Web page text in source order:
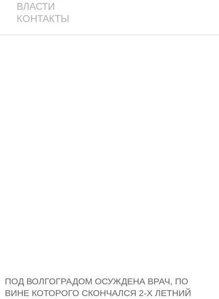
ВЛАСТИ
КОНТАКТЫ
ПОД ВОЛГОГРАДОМ ОСУЖДЕНА ВРАЧ, ПО
ВИНЕ КОТОРОГО СКОНЧАЛСЯ 2-Х ЛЕТНИЙ